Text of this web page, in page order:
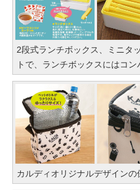
2段式ランチボックス、ミニタ
トで、ランチボックスにはコ
カルディオリジナルデザインの